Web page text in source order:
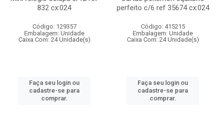
832 cx:024
Código: 129357
Embalagem: Unidade
Caixa Com: 24 Unidade(s)
Faça seu login ou
cadastre-se para
comprar.
perfeito c/6 ref 35674 cx:024
Código: 415215
Embalagem: Unidade
Caixa Com: 24 Unidade(s)
Faça seu login ou
cadastre-se para
comprar.